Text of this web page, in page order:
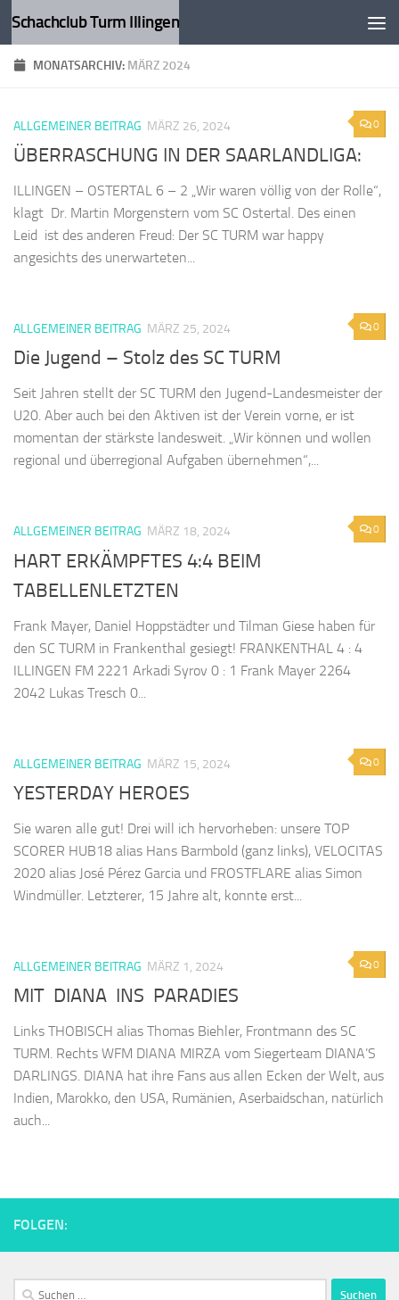
Zum Inhalt springen
Schachclub Turm Illingen
MONATSARCHIV: MÄRZ 2024
0
ALLGEMEINER BEITRAG MÄRZ 26, 2024
ÜBERRASCHUNG IN DER SAARLANDLIGA:
ILLINGEN – OSTERTAL 6 – 2 „Wir waren völlig von der Rolle“,
klagt Dr. Martin Morgenstern vom SC Ostertal. Des einen
Leid ist des anderen Freud: Der SC TURM war happy
angesichts des unerwarteten...
0
ALLGEMEINER BEITRAG MÄRZ 25, 2024
Die Jugend – Stolz des SC TURM
Seit Jahren stellt der SC TURM den Jugend-Landesmeister der
U20. Aber auch bei den Aktiven ist der Verein vorne, er ist
momentan der stärkste landesweit. „Wir können und wollen
regional und überregional Aufgaben übernehmen“,...
0
ALLGEMEINER BEITRAG MÄRZ 18, 2024
HART ERKÄMPFTES 4:4 BEIM
TABELLENLETZTEN
Frank Mayer, Daniel Hoppstädter und Tilman Giese haben für
den SC TURM in Frankenthal gesiegt! FRANKENTHAL 4 : 4
ILLINGEN FM 2221 Arkadi Syrov 0 : 1 Frank Mayer 2264
2042 Lukas Tresch 0...
0
ALLGEMEINER BEITRAG MÄRZ 15, 2024
YESTERDAY HEROES
Sie waren alle gut! Drei will ich hervorheben: unsere TOP
SCORER HUB18 alias Hans Barmbold (ganz links), VELOCITAS
2020 alias José Pérez Garcia und FROSTFLARE alias Simon
Windmüller. Letzterer, 15 Jahre alt, konnte erst...
0
ALLGEMEINER BEITRAG MÄRZ 1, 2024
MIT DIANA INS PARADIES
Links THOBISCH alias Thomas Biehler, Frontmann des SC
TURM. Rechts WFM DIANA MIRZA vom Siegerteam DIANA’S
DARLINGS. DIANA hat ihre Fans aus allen Ecken der Welt, aus
Indien, Marokko, den USA, Rumänien, Aserbaidschan, natürlich
auch...
FOLGEN:
Suchen